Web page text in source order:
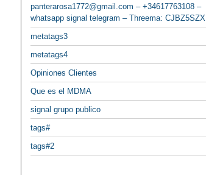
panterarosa1772@gmail.com – +34617763108 –
whatsapp signal telegram – Threema: CJBZ5SZX
metatags3
metatags4
Opiniones Clientes
Que es el MDMA
signal grupo publico
tags#
tags#2